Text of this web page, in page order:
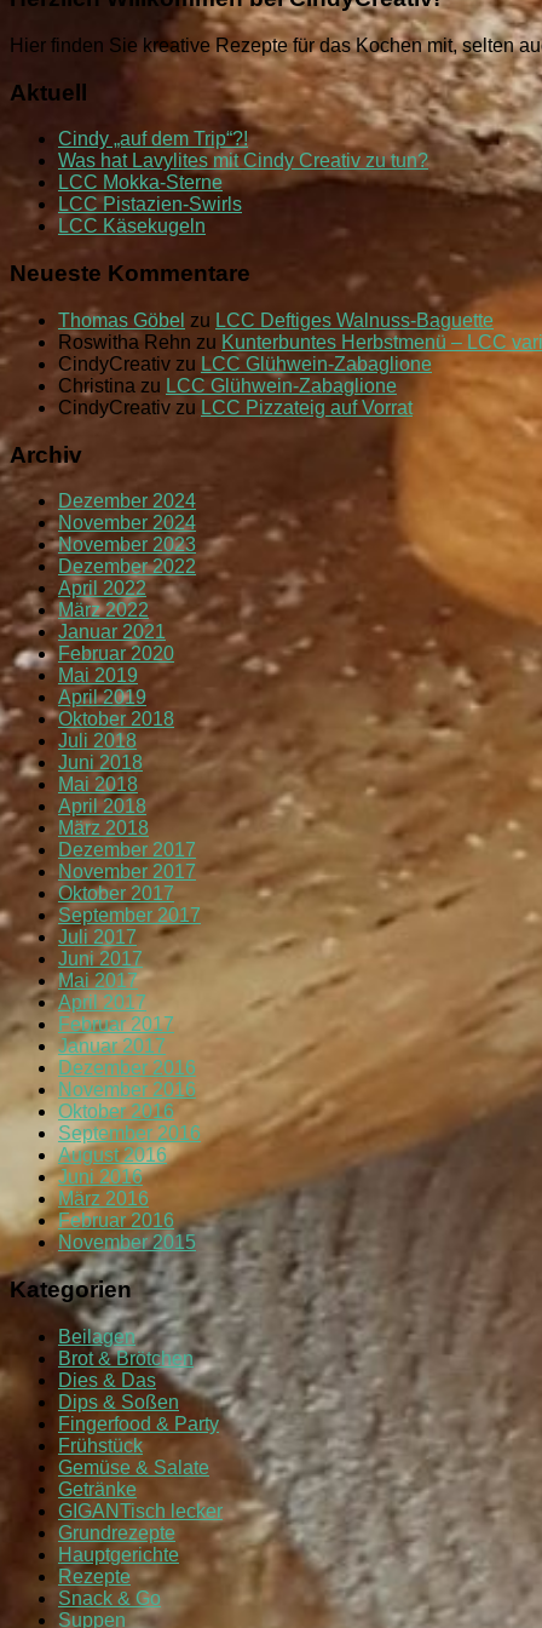
Hier finden Sie kreative Rezepte für das Kochen mit, selten
Aktuell
Cindy „auf dem Trip“?!
Was hat Lavylites mit Cindy Creativ zu tun?
LCC Mokka-Sterne
LCC Pistazien-Swirls
LCC Käsekugeln
Neueste Kommentare
Thomas Göbel zu LCC Deftiges Walnuss-Baguette
Roswitha Rehn zu Kunterbuntes Herbstmenü – LCC
CindyCreativ zu LCC Glühwein-Zabaglione
Christina zu LCC Glühwein-Zabaglione
CindyCreativ zu LCC Pizzateig auf Vorrat
Archiv
Dezember 2024
November 2024
November 2023
Dezember 2022
April 2022
März 2022
Januar 2021
Februar 2020
Mai 2019
April 2019
Oktober 2018
Juli 2018
Juni 2018
Mai 2018
April 2018
März 2018
Dezember 2017
November 2017
Oktober 2017
September 2017
Juli 2017
Juni 2017
Mai 2017
April 2017
Februar 2017
Januar 2017
Dezember 2016
November 2016
Oktober 2016
September 2016
August 2016
Juni 2016
März 2016
Februar 2016
November 2015
Kategorien
Beilagen
Brot & Brötchen
Dies & Das
Dips & Soßen
Fingerfood & Party
Frühstück
Gemüse & Salate
Getränke
GIGANTisch lecker
Grundrezepte
Hauptgerichte
Rezepte
Snack & Go
Suppen